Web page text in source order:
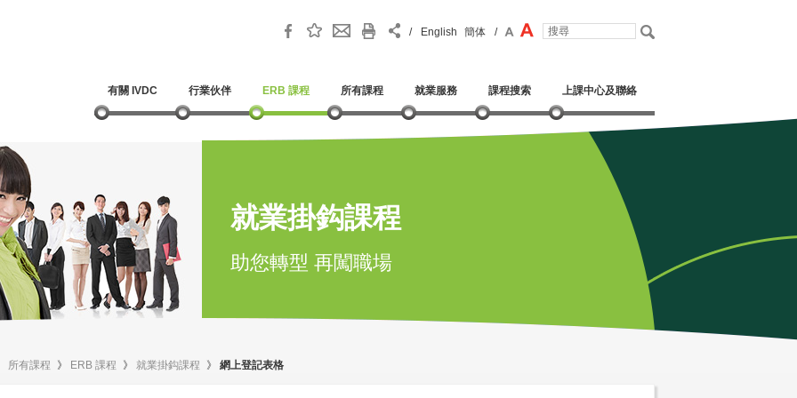
/ English 簡体 /
有關 IVDC 行業伙伴 ERB 課程 所有課程 就業服務 課程搜索 上課中心及聯絡
就業掛鈎課程
助您轉型 再闖職場
所有課程 》 ERB 課程 》 就業掛鈎課程 》 網上登記表格